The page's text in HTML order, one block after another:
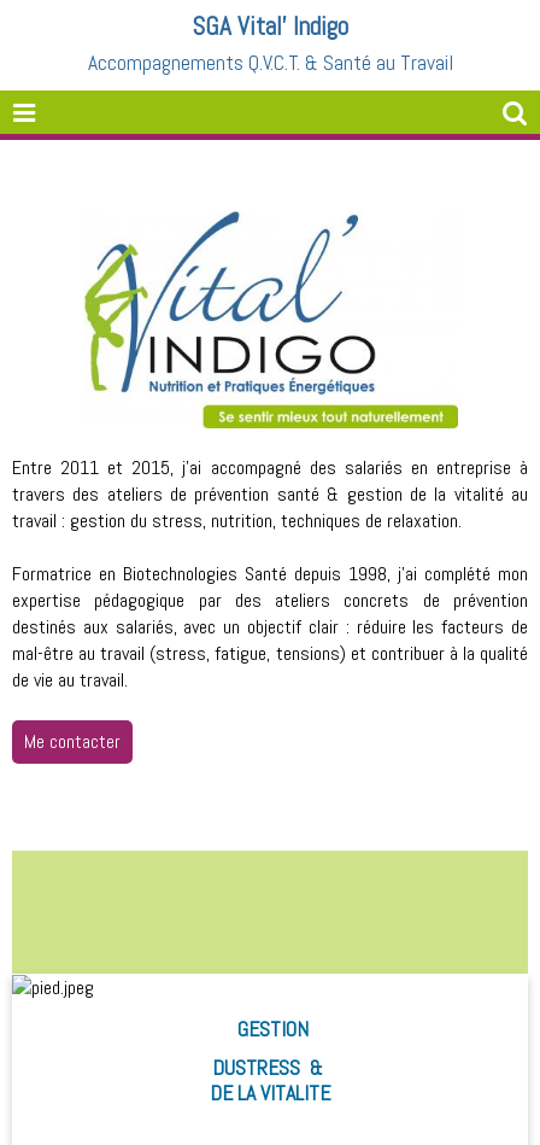
SGA Vital' Indigo
Accompagnements Q.V.C.T. & Santé au Travail
Entre 2011 et 2015, j'ai accompagné des salariés en entreprise à
travers des ateliers de prévention santé & gestion de la vitalité au
travail : gestion du stress, nutrition, techniques de relaxation.
Formatrice en Biotechnologies Santé depuis 1998, j'ai complété mon
expertise pédagogique par des ateliers concrets de prévention
destinés aux salariés, avec un objectif clair : réduire les facteurs de
mal-être au travail (stress, fatigue, tensions) et contribuer à la qualité
de vie au travail.
Me contacter
GESTION
DUSTRESS &
DE LA VITALITE